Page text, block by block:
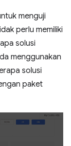
menguji
perlu memiliki
solusi
menggunakan
solusi
paket